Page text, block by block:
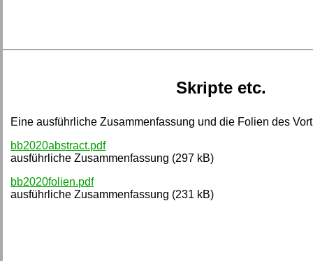
Skripte etc.
Eine ausführliche Zusammenfassung und die Folien des
bb2020abstract.pdf
ausführliche Zusammenfassung (297 kB)
bb2020folien.pdf
ausführliche Zusammenfassung (231 kB)